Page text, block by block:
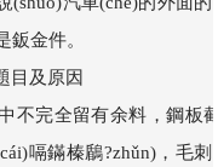
鈑金件。
及原因
完全留有余料，鋼板
嗝鏋榛鶞?zhǔn)，毛刺